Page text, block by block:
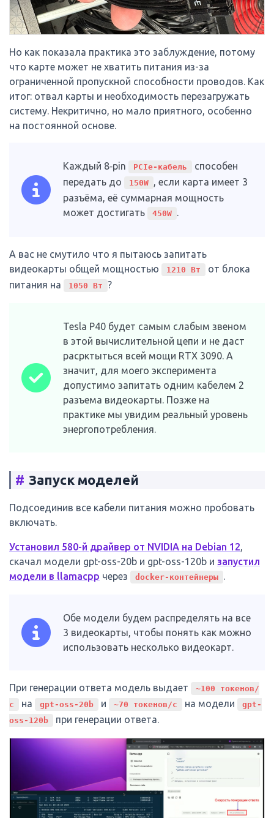
Но как показала практика это заблуждение, потому
что карте может не хватить питания из-за
ограниченной пропускной способности проводов. Как
итог: отвал карты и необходимость перезагружать
систему. Некритично, но мало приятного, особенно
на постоянной основе.
Каждый 8‑pin PCIe‑кабель
способен
передать до
150W , если карта имеет 3
разъёма, её суммарная мощность
может достигать
450W .
А вас не смутило что я пытаюсь запитать
видеокарты общей мощностью
1210 Вт
от блока
питания на
1050 Вт ?
Tesla P40 будет самым слабым звеном
в этой вычислительной цепи и не даст
расрктыться всей мощи RTX 3090. А
значит, для моего эксперимента
допустимо запитать одним кабелем 2
разъема видеокарты. Позже на
практике мы увидим реальный уровень
энергопотребления.
# Запуск моделей
Подсоединив все кабели питания можно пробовать
включать.
Установил 580-й драйвер от NVIDIA на Debian 12,
скачал модели gpt-oss-20b и gpt-oss-120b и запустил
модели в llamacpp через docker-контейнеры .
Обе модели будем распределять на все
3 видеокарты, чтобы понять как можно
использовать несколько видеокарт.
При генерации ответа модель выдает
~100 токенов/
с
на gpt-oss-20b и ~70 токенов/с на модели
gpt-
oss-120b
при генерации ответа.